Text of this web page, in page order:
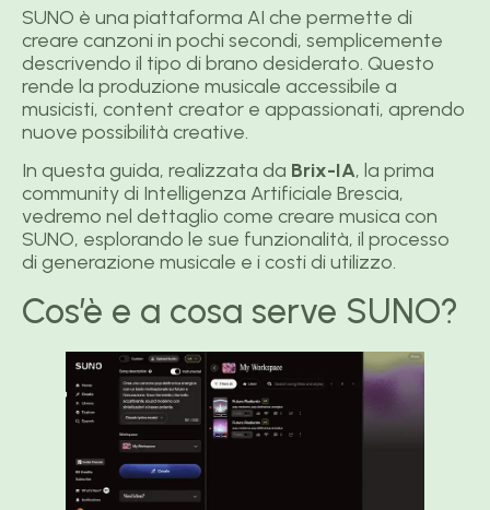
SUNO è una piattaforma AI che permette di
creare canzoni in pochi secondi, semplicemente
descrivendo il tipo di brano desiderato. Questo
rende la produzione musicale accessibile a
musicisti, content creator e appassionati, aprendo
nuove possibilità creative.
In questa guida, realizzata da Brix-IA, la prima
community di Intelligenza Artificiale Brescia,
vedremo nel dettaglio come creare musica con
SUNO, esplorando le sue funzionalità, il processo
di generazione musicale e i costi di utilizzo.
Cos’è e a cosa serve SUNO?